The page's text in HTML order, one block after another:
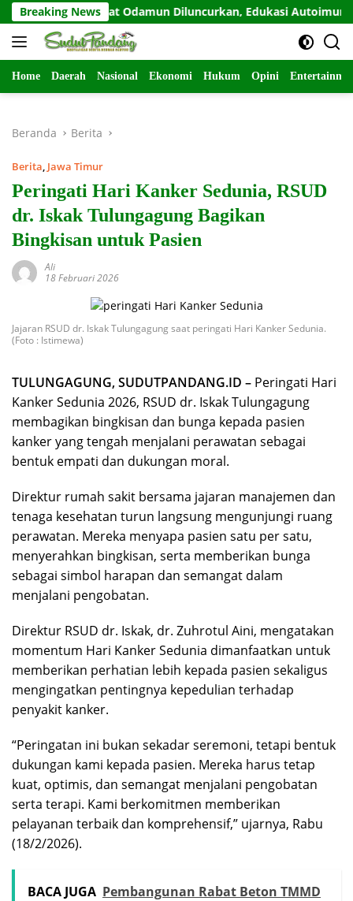
Langsung
ke
konten
Breaking News
Sahabat Odamun Diluncurkan, Edukasi Autoimun
Home Daerah Nasional Ekonomi Hukum Opini
Beranda Berita
Berita, Jawa Timur
Peringati Hari Kanker Sedunia, RSUD
dr. Iskak Tulungagung Bagikan
Bingkisan untuk Pasien
Ali
18 Februari 2026
Jajaran RSUD dr. Iskak Tulungagung saat peringati Hari Kanker Sedunia.
(Foto : Istimewa)
TULUNGAGUNG, SUDUTPANDANG.ID – Peringati Hari
Kanker Sedunia 2026, RSUD dr. Iskak Tulungagung
membagikan bingkisan dan bunga kepada pasien
kanker yang tengah menjalani perawatan sebagai
bentuk empati dan dukungan moral.
Direktur rumah sakit bersama jajaran manajemen dan
tenaga kesehatan turun langsung mengunjungi ruang
perawatan. Mereka menyapa pasien satu per satu,
menyerahkan bingkisan, serta memberikan bunga
sebagai simbol harapan dan semangat dalam
menjalani pengobatan.
Direktur RSUD dr. Iskak, dr. Zuhrotul Aini, mengatakan
momentum Hari Kanker Sedunia dimanfaatkan untuk
memberikan perhatian lebih kepada pasien sekaligus
mengingatkan pentingnya kepedulian terhadap
penyakit kanker.
“Peringatan ini bukan sekadar seremoni, tetapi bentuk
dukungan kami kepada pasien. Mereka harus tetap
kuat, optimis, dan semangat menjalani pengobatan
serta terapi. Kami berkomitmen memberikan
pelayanan terbaik dan komprehensif,” ujarnya, Rabu
(18/2/2026).
BACA JUGA Pembangunan Rabat Beton TMMD